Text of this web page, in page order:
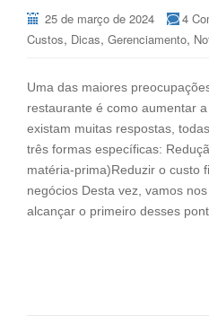
25 de março de 2024 4
Custos, Dicas, Gerenciamento,
Uma das maiores
restaurante é como aumentar
existam muitas respostas,
três formas específicas:
matéria-prima)Reduzir o custo
negócios Desta vez, vamos
alcançar o primeiro desses